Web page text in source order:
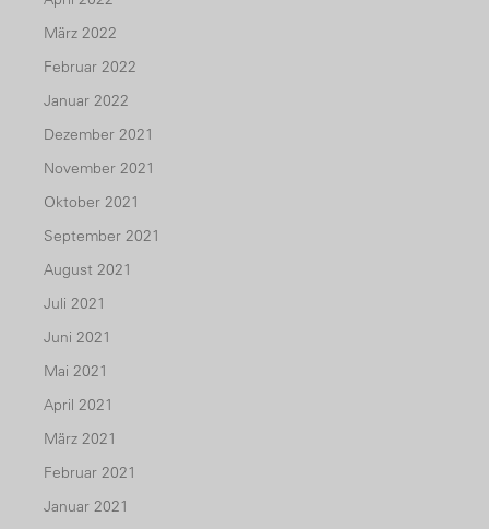
März 2022
Februar 2022
Januar 2022
Dezember 2021
November 2021
Oktober 2021
September 2021
August 2021
Juli 2021
Juni 2021
Mai 2021
April 2021
März 2021
Februar 2021
Januar 2021